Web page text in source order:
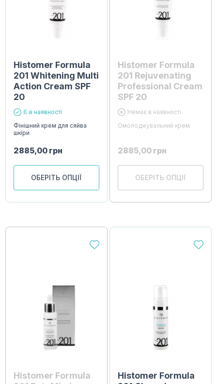
Histomer Formula
201 Whitening Multi
Action Cream SPF
20
Є в наявності
Фінішний крем для сяйва
шкіри
2885,00 грн
ОБЕРІТЬ ОПЦІЇ
Histomer Formula
201 Rejuvenating
Professional Cream
SPF 20
Немає в наявності
Омолоджувальний крем
2885,00 грн
ОБЕРІТЬ ОПЦІЇ
Histomer Formula
Histomer Formula